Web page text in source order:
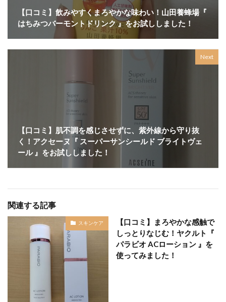
【口コミ】飲みやすくまろやかな味わい！山田養蜂場『
はちみつバーモントドリンク 』をお試ししました！
Next
【口コミ】肌不調を感じさせずに、紫外線から守り抜
く！アクセーヌ『 スーパーサンシールド ブライトヴェ
ール 』をお試ししました！
関連する記事
スキンケア
【口コミ】まろやかな感触で
しっとりなじむ！ヤクルト『
パラビオ ACローション 』を
使ってみました！